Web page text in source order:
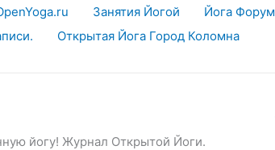
Занятия Йогой
Йога Форум
Открытая Йога Город Коломна
йогу! Журнал Открытой Йоги.